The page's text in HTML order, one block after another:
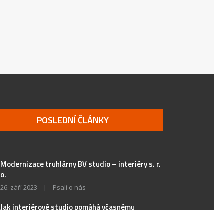
POSLEDNÍ ČLÁNKY
Modernizace truhlárny BV studio – interiéry s. r.
o.
26. září 2023 | Psali o nás
Jak interiérové studio pomáhá včasnému